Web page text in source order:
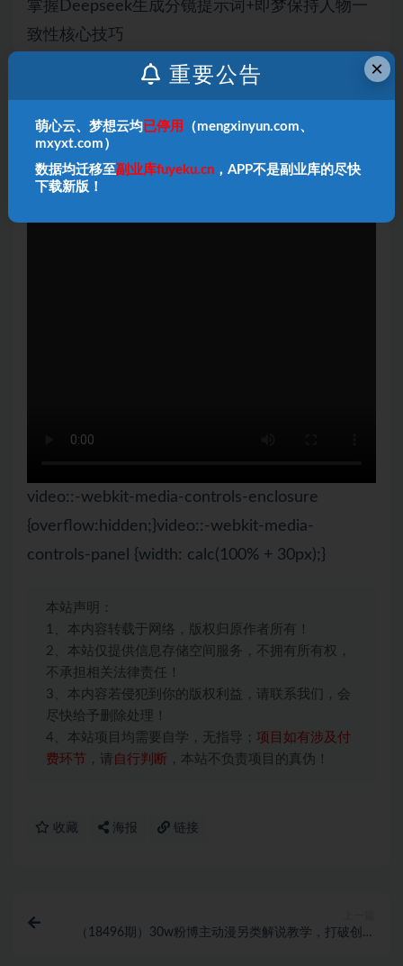
掌握Deepseek生成分镜提示词+即梦保持人物一
致性核心技巧
学会可灵AI首尾帧图生视频+剪映剪辑合成全流程
文化题材
video::-webkit-media-controls-enclosure
{overflow:hidden;}video::-webkit-media-
controls-panel {width: calc(100% + 30px);}
本站声明：
1、本内容转载于网络，版权归原作者所有！
2、本站仅提供信息存储空间服务，不拥有所有权，
不承担相关法律责任！
3、本内容若侵犯到你的版权利益，请联系我们，会
尽快给予删除处理！
4、本站项目均需要自学，无指导； 项目如有涉及付
费环节 ，请 自行判断 ，本站不负责项目的真伪！
收藏 海报 链接
（18496期）30w粉博主动漫另类解说教学，打破创作
×
重要公告
萌心云、梦想云均 已停用
（mengxinyun.com、
mxyxt.com）
数据均迁移至副业库fuyeku.cn ，APP不是副业库的尽快
下载新版！